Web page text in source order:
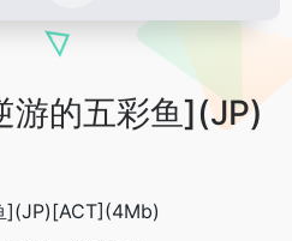
游的五彩鱼](JP)
](JP)[ACT](4Mb)